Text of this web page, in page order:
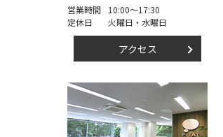
営業時間
10:00～17:30
定休日
火曜日・水曜日
アクセス